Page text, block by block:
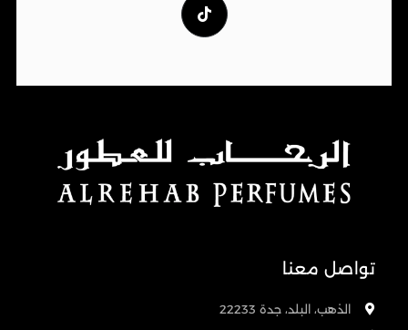
تواصل معنا
الذهب، البلد، جدة 22233